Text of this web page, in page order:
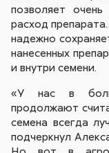
позволяет
расход
надежно
нанесенных
и внутри семени.
«У нас в
продолжают
семена всегда
подчеркнул